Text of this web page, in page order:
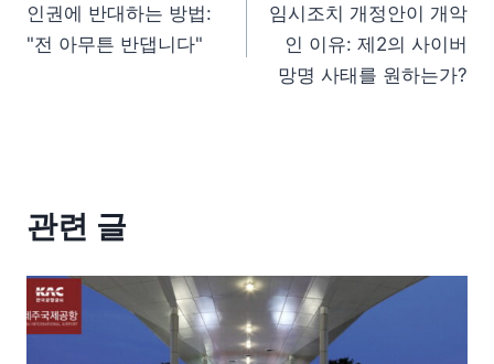
인권에 반대하는 방법:
"전 아무튼 반댑니다"
임시조치 개정안이 개악
인 이유: 제2의 사이버
망명 사태를 원하는가?
관련 글